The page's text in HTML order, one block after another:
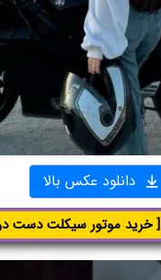
دانلود عکس بالا
[ خرید موتور سیکلت دست